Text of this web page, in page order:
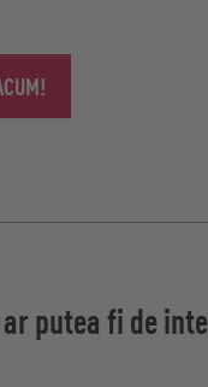
putea fi de